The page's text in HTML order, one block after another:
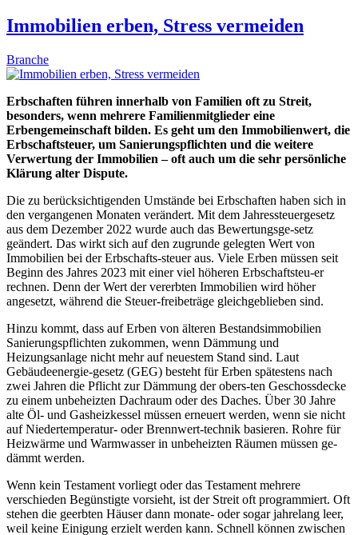
Immobilien erben, Stress vermeiden
Branche
Erbschaften führen innerhalb von Familien oft zu Streit,
besonders, wenn mehrere Familienmitglieder eine
Erbengemeinschaft bilden. Es geht um den Immobilienwert, die
Erbschaftsteuer, um Sanierungspflichten und die weitere
Verwertung der Immobilien – oft auch um die sehr persönliche
Klärung alter Dispute.
Die zu berücksichtigenden Umstände bei Erbschaften haben sich in
den vergangenen Monaten verändert. Mit dem Jahressteuergesetz
aus dem Dezember 2022 wurde auch das Bewertungsge-setz
geändert. Das wirkt sich auf den zugrunde gelegten Wert von
Immobilien bei der Erbschafts-steuer aus. Viele Erben müssen seit
Beginn des Jahres 2023 mit einer viel höheren Erbschaftsteu-er
rechnen. Denn der Wert der vererbten Immobilien wird höher
angesetzt, während die Steuer-freibeträge gleichgeblieben sind.
Hinzu kommt, dass auf Erben von älteren Bestandsimmobilien
Sanierungspflichten zukommen, wenn Dämmung und
Heizungsanlage nicht mehr auf neuestem Stand sind. Laut
Gebäudeenergie-gesetz (GEG) besteht für Erben spätestens nach
zwei Jahren die Pflicht zur Dämmung der obers-ten Geschossdecke
zu einem unbeheizten Dachraum oder des Daches. Über 30 Jahre
alte Öl- und Gasheizkessel müssen erneuert werden, wenn sie nicht
auf Niedertemperatur- oder Brennwert-technik basieren. Rohre für
Heizwärme und Warmwasser in unbeheizten Räumen müssen ge-
dämmt werden.
Wenn kein Testament vorliegt oder das Testament mehrere
verschieden Begünstigte vorsieht, ist der Streit oft programmiert. Oft
stehen die geerbten Häuser dann monate- oder sogar jahrelang leer,
weil keine Einigung erzielt werden kann. Schnell können zwischen